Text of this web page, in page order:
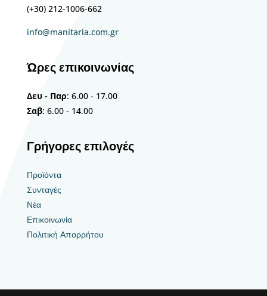
(+30) 212-1006-662
info@manitaria.com.gr
Ώρες επικοινωνίας
Δευ - Παρ: 6.00 - 17.00
Σαβ: 6.00 - 14.00
Γρήγορες επιλογές
Προϊόντα
Συνταγές
Νέα
Επικοινωνία
Πολιτική Απορρήτου